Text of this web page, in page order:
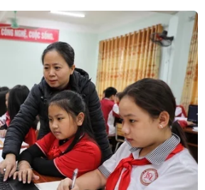
(Nguồn: Reuters)
đăng bài phân
sư tài chính Odongo Kodongo
Witwatersrand, một trong
học danh tiếng nhất Nam Phi,